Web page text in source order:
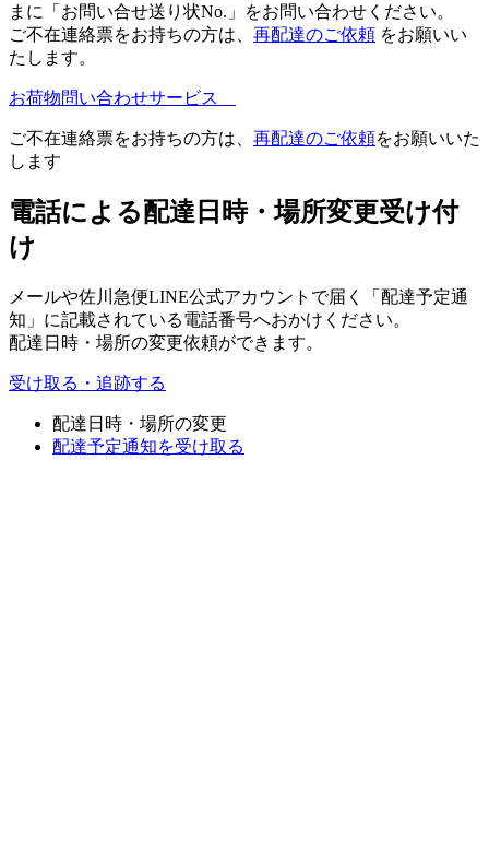
まに「お問い合せ送り状No.」をお問い合わせください。
ご不在連絡票をお持ちの方は、 再配達のご依頼 をお願いい
たします。
お荷物問い合わせサービス
ご不在連絡票をお持ちの方は、 再配達のご依頼をお願いいた
します
電話による配達日時・場所変更受け付
け
メールや佐川急便LINE公式アカウントで届く「配達予定通
知」に記載されている電話番号へおかけください。
配達日時・場所の変更依頼ができます。
受け取る・追跡する
配達日時・場所の変更
配達予定通知を受け取る